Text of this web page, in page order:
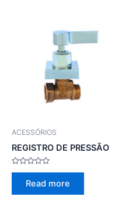
ACESSÓRIOS
REGISTRO DE PRESSÃO
Rated
Read more